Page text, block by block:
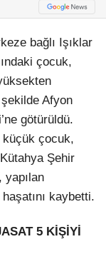
bağlı Işıklar
çocuk,
Afyon
götürüldü.
küçük çocuk,
Şehir
yapılan
kaybetti.
5 KİŞİYİ